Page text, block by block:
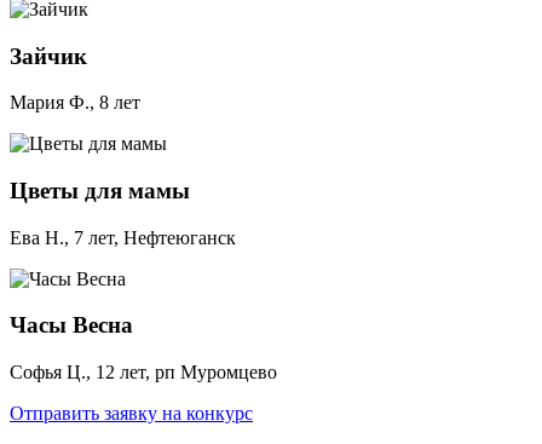
Зайчик
Мария Ф., 8 лет
Цветы для мамы
Ева Н., 7 лет, Нефтеюганск
Часы Весна
Софья Ц., 12 лет, рп Муромцево
Отправить заявку на конкурс